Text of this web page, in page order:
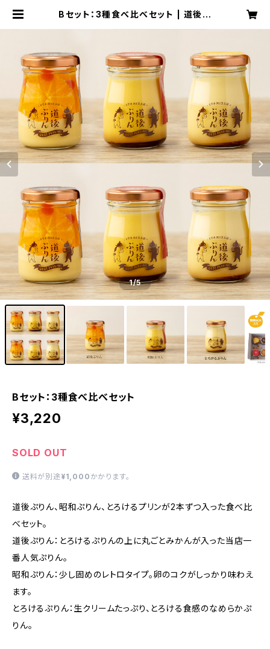
Bセット：3種食べ比べセット | 道後ぷ
1/5
Bセット：3種食べ比べセット
¥3,220
SOLD OUT
送料が別途 ¥1,000 かかります。
道後ぷりん、昭和ぷりん、とろけるプリンが2本ずつ入った食べ比
べセット。
道後ぷりん：とろけるぷりんの上に丸ごとみかんが入った当店一
番人気ぷりん。
昭和ぷりん：少し固めのレトロタイプ。卵のコクがしっかり味わえ
ます。
とろけるぷりん：生クリームたっぷり、とろける食感のなめらかぷ
りん。